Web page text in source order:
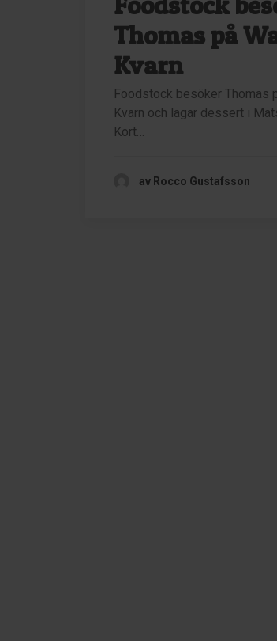
Thomas på
Kvarn
Foodstock besöker Thomas
Kvarn och lagar dessert i
Kort…
av Rocco Gustafsson